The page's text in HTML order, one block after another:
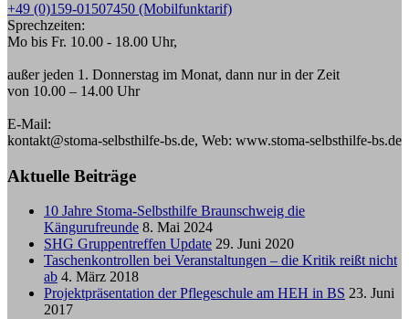
+49 (0)159-01507450 (Mobilfunktarif)
Sprechzeiten:
Mo bis Fr. 10.00 - 18.00 Uhr,
außer jeden 1. Donnerstag im Monat, dann nur in der Zeit
von 10.00 – 14.00 Uhr
E-Mail:
kontakt@stoma-selbsthilfe-bs.de, Web: www.stoma-selbsthilfe-bs.de
Aktuelle Beiträge
10 Jahre Stoma-Selbsthilfe Braunschweig die
Kängurufreunde 8. Mai 2024
SHG Gruppentreffen Update 29. Juni 2020
Taschenkontrollen bei Veranstaltungen – die Kritik reißt nicht
ab 4. März 2018
Projektpräsentation der Pflegeschule am HEH in BS 23. Juni
2017